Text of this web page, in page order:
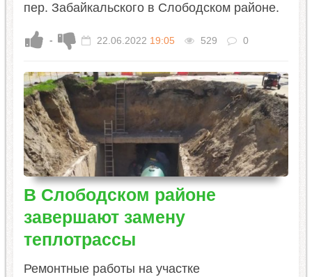
пер. Забайкальского в Слободском районе.
- 22.06.2022 19:05 529 0
В Слободском районе
завершают замену
теплотрассы
Ремонтные работы на участке